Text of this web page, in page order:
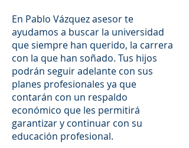
En Pablo Vázquez asesor te
ayudamos a buscar la universidad
que siempre han querido, la carrera
con la que han soñado. Tus hijos
podrán seguir adelante con sus
planes profesionales ya que
contarán con un respaldo
económico que les permitirá
garantizar y continuar con su
educación profesional.